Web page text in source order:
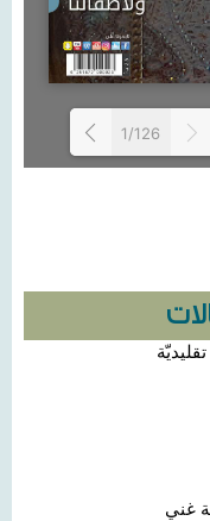
غني
1/126